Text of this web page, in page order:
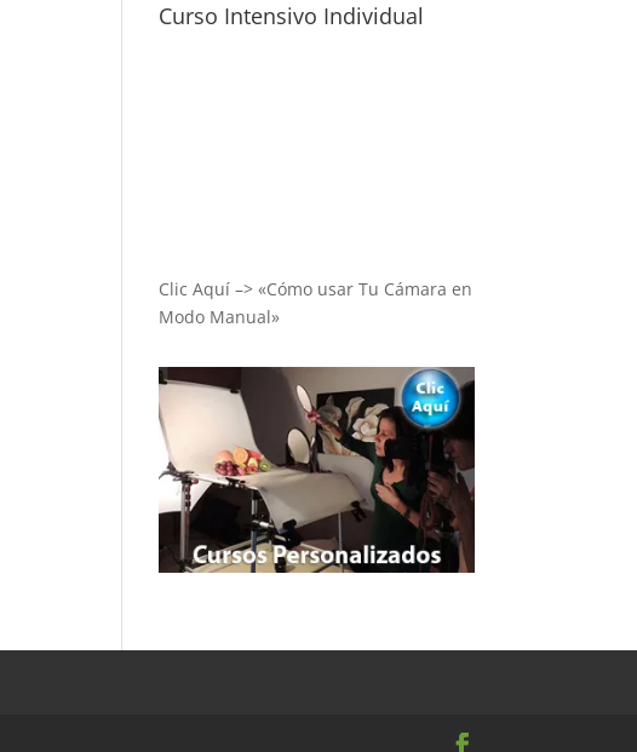
Curso Intensivo Individual
Clic Aquí –> «Cómo usar Tu Cámara en
Modo Manual»